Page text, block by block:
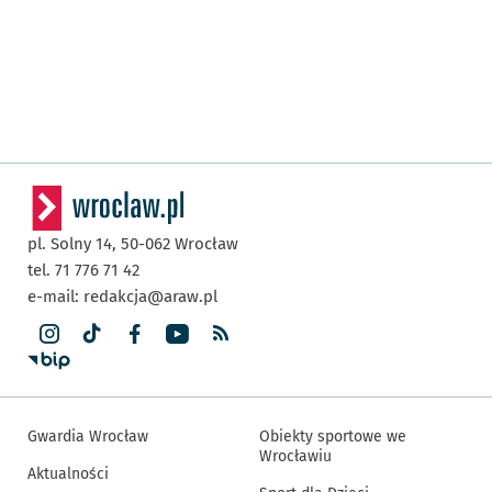
pl. Solny 14, 50-062 Wrocław
tel. 71 776 71 42
e-mail: redakcja@araw.pl
Gwardia Wrocław
Aktualności
Obiekty sportowe we
Wrocławiu